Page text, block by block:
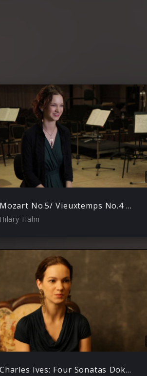
Mozart No.5/ Vieuxtemps No.4 (Trailer)
Hilary Hahn
Charles Ives: Four Sonatas Dokumentation